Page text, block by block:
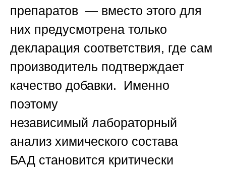
препаратов — вместо этого для
них предусмотрена только
декларация соответствия, где сам
производитель подтверждает
качество добавки. Именно
поэтому
независимый лабораторный
анализ химического состава
БАД становится критически